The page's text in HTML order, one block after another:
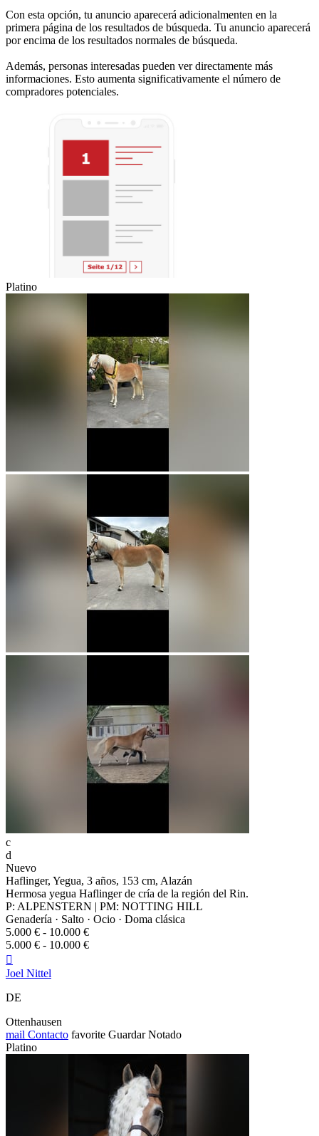
Con esta opción, tu anuncio aparecerá adicionalmenten en la
primera página de los resultados de búsqueda. Tu anuncio aparecerá
por encima de los resultados normales de búsqueda.
Además, personas interesadas pueden ver directamente más
informaciones. Esto aumenta significativamente el número de
compradores potenciales.
Platino
c
d
Nuevo
Haflinger, Yegua, 3 años, 153 cm, Alazán
Hermosa yegua Haflinger de cría de la región del Rin.
P: ALPENSTERN | PM: NOTTING HILL
Genadería · Salto · Ocio · Doma clásica
5.000 € - 10.000 €
5.000 € - 10.000 €

Joel Nittel
DE
Ottenhausen
mail Contacto favorite Guardar Notado
Platino